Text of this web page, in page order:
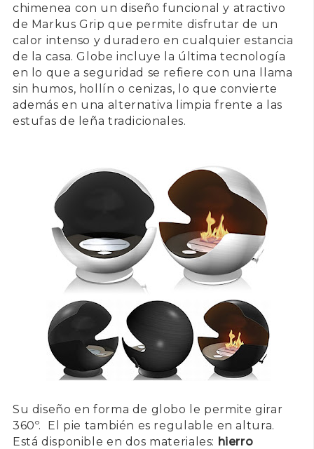
chimenea con un diseño funcional y atractivo
de Markus Grip que permite disfrutar de un
calor intenso y duradero en cualquier estancia
de la casa. Globe incluye la última tecnología
en lo que a seguridad se refiere con una llama
sin humos, hollín o cenizas, lo que convierte
además en una alternativa limpia frente a las
estufas de leña tradicionales.
Su diseño en forma de globo le permite girar
360º. El pie también es regulable en altura.
Está disponible en dos materiales: hierro